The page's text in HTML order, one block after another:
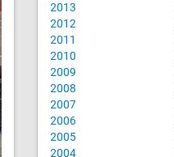
2013
2012
2011
2010
2009
2008
2007
2006
2005
2004